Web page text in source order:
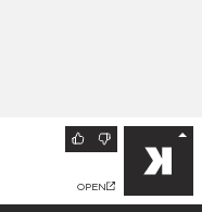
OPEN